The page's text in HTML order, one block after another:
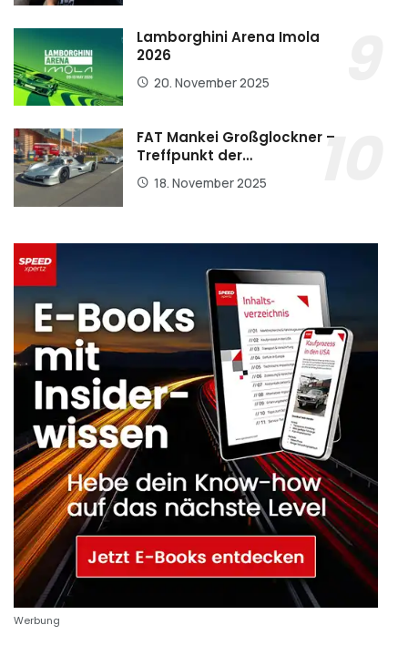
Lamborghini Arena Imola
2026
20. November 2025
FAT Mankei Großglockner –
Treffpunkt der…
18. November 2025
Werbung